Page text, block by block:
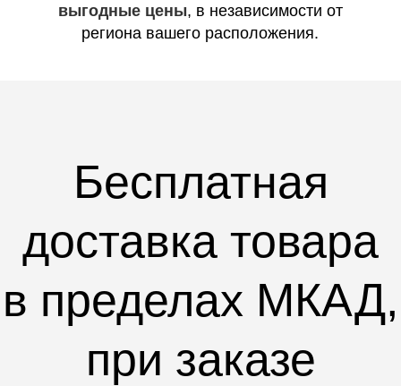
выгодные цены, в независимости от
региона вашего расположения.
Бесплатная
доставка товара
в пределах МКАД,
при заказе